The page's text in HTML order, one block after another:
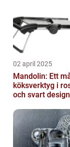
02 april 2025
Mandolin: Ett
köksverktyg i
och svart design